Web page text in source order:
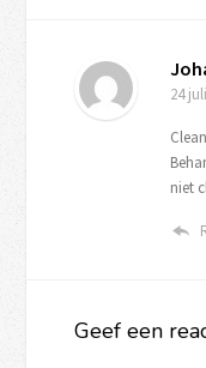
24
niet
Geef een